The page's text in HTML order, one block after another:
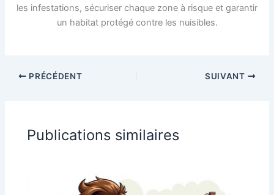
les infestations, sécuriser chaque zone à risque et garantir
un habitat protégé contre les nuisibles.
PRÉCÉDENT SUIVANT
Publications similaires